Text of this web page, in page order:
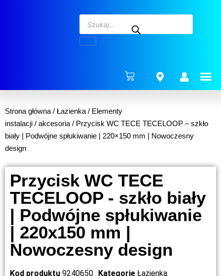
Strona główna / Łazienka / Elementy
instalacji / akcesoria / Przycisk WC TECE TECELOOP – szkło
biały | Podwójne spłukiwanie | 220×150 mm | Nowoczesny
design
Przycisk WC TECE
TECELOOP - szkło biały
| Podwójne spłukiwanie
| 220x150 mm |
Nowoczesny design
Kod produktu 9240650 Kategorie Łazienka